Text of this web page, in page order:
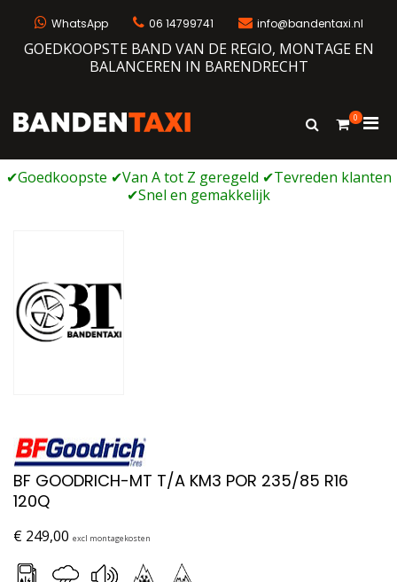
WhatsApp 06 14799741 info@bandentaxi.nl
GOEDKOOPSTE BAND VAN DE REGIO, MONTAGE EN
BALANCEREN IN BARENDRECHT
Bandengarage met eigen webshop
Toon
0
voor
BF GOODRICH-MT T/A KM3 POR 235/85 R16
120Q
€ 249,00 excl montagekosten